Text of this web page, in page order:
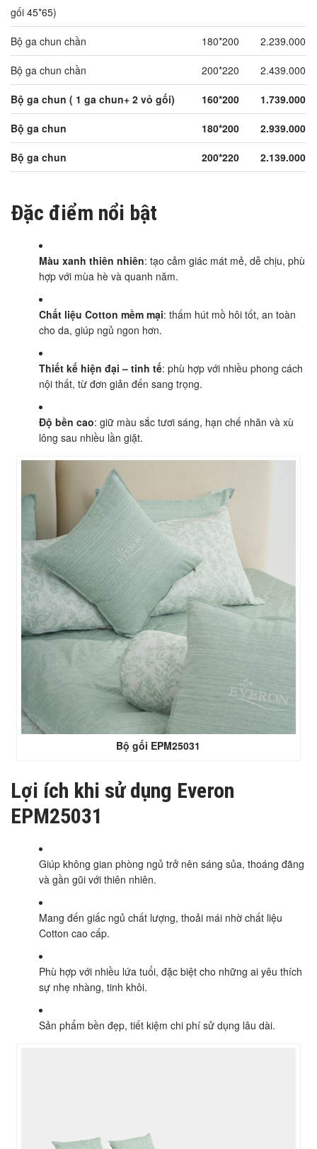
gối 45*65)
Bộ ga chun chần 180*200 2.239.000
Bộ ga chun chần 200*220 2.439.000
Bộ ga chun ( 1 ga chun+ 2 vỏ gối) 160*200 1.739.000
Bộ ga chun 180*200 2.939.000
Bộ ga chun 200*220 2.139.000
Đặc điểm nổi bật
Màu xanh thiên nhiên: tạo cảm giác mát mẻ, dễ chịu, phù
hợp với mùa hè và quanh năm.
Chất liệu Cotton mềm mại: thấm hút mồ hôi tốt, an toàn
cho da, giúp ngủ ngon hơn.
Thiết kế hiện đại – tinh tế: phù hợp với nhiều phong cách
nội thất, từ đơn giản đến sang trọng.
Độ bền cao: giữ màu sắc tươi sáng, hạn chế nhăn và xù
lông sau nhiều lần giặt.
Bộ gối EPM25031
Lợi ích khi sử dụng Everon
EPM25031
Giúp không gian phòng ngủ trở nên sáng sủa, thoáng đãng
và gần gũi với thiên nhiên.
Mang đến giấc ngủ chất lượng, thoải mái nhờ chất liệu
Cotton cao cấp.
Phù hợp với nhiều lứa tuổi, đặc biệt cho những ai yêu thích
sự nhẹ nhàng, tinh khôi.
Sản phẩm bền đẹp, tiết kiệm chi phí sử dụng lâu dài.